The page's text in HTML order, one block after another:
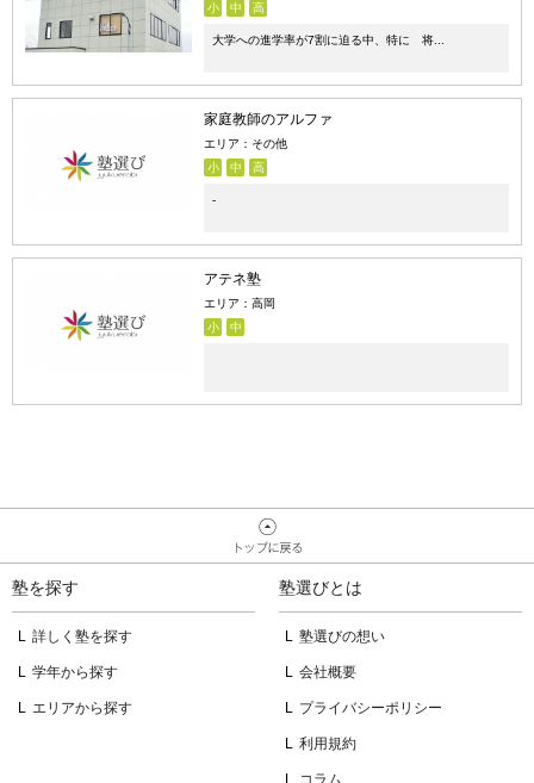
小
中 高
大学への進学率が7割に迫る中、特に 将...
家庭教師のアルファ
エリア：その他
小
中 高
-
アテネ塾
エリア：高岡
小
中
塾を探す
詳しく塾を探す
学年から探す
エリアから探す
塾選びとは
塾選びの想い
会社概要
プライバシーポリシー
利用規約
コラム